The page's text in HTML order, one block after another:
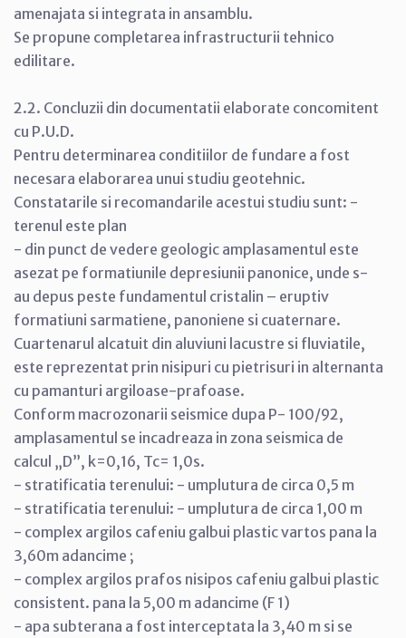
amenajata si integrata in ansamblu.
Se propune completarea infrastructurii tehnico
edilitare.
2.2. Concluzii din documentatii elaborate concomitent
cu P.U.D.
Pentru determinarea conditiilor de fundare a fost
necesara elaborarea unui studiu geotehnic.
Constatarile si recomandarile acestui studiu sunt: -
terenul este plan
- din punct de vedere geologic amplasamentul este
asezat pe formatiunile depresiunii panonice, unde s-
au depus peste fundamentul cristalin – eruptiv
formatiuni sarmatiene, panoniene si cuaternare.
Cuartenarul alcatuit din aluviuni lacustre si fluviatile,
este reprezentat prin nisipuri cu pietrisuri in alternanta
cu pamanturi argiloase-prafoase.
Conform macrozonarii seismice dupa P- 100/92,
amplasamentul se incadreaza in zona seismica de
calcul „D”, k=0,16, Tc= 1,0s.
- stratificatia terenului: - umplutura de circa 0,5 m
- stratificatia terenului: - umplutura de circa 1,00 m
- complex argilos cafeniu galbui plastic vartos pana la
3,60m adancime ;
- complex argilos prafos nisipos cafeniu galbui plastic
consistent. pana la 5,00 m adancime (F 1)
- apa subterana a fost interceptata la 3,40 m si se